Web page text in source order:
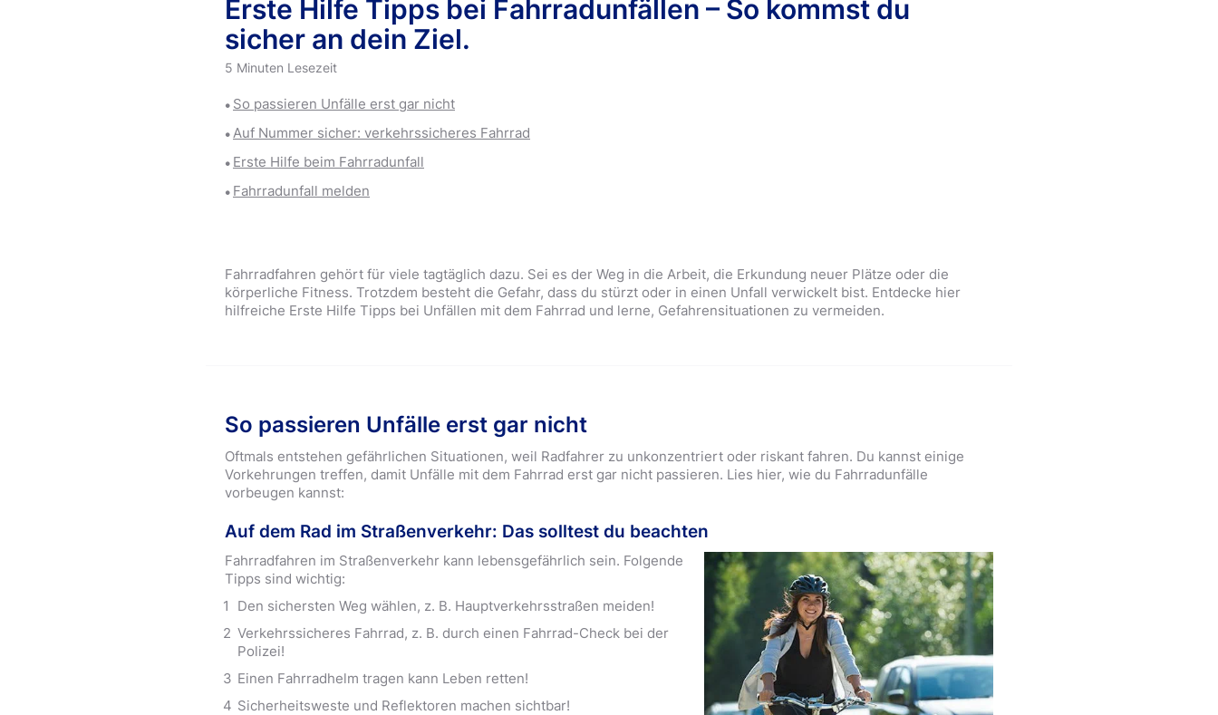
Sport & Bewegung Sonstiges
Erste Hilfe Tipps bei Fahrradunfällen – So kommst du
sicher an dein Ziel.
5 Minuten Lesezeit
So passieren Unfälle erst gar nicht
Auf Nummer sicher: verkehrssicheres Fahrrad
Erste Hilfe beim Fahrradunfall
Fahrradunfall melden
Fahrradfahren gehört für viele tagtäglich dazu. Sei es der Weg in die Arbeit, die Erkundung neuer Plätze oder die
körperliche Fitness. Trotzdem besteht die Gefahr, dass du stürzt oder in einen Unfall verwickelt bist. Entdecke hier
hilfreiche Erste Hilfe Tipps bei Unfällen mit dem Fahrrad und lerne, Gefahrensituationen zu vermeiden.
So passieren Unfälle erst gar nicht
Oftmals entstehen gefährlichen Situationen, weil Radfahrer zu unkonzentriert oder riskant fahren. Du kannst einige
Vorkehrungen treffen, damit Unfälle mit dem Fahrrad erst gar nicht passieren. Lies hier, wie du Fahrradunfälle
vorbeugen kannst:
Auf dem Rad im Straßenverkehr: Das solltest du beachten
Fahrradfahren im Straßenverkehr kann lebensgefährlich sein. Folgende
Tipps sind wichtig:
Den sichersten Weg wählen, z. B. Hauptverkehrsstraßen meiden!
Verkehrssicheres Fahrrad, z. B. durch einen Fahrrad-Check bei der
Polizei!
Einen Fahrradhelm tragen kann Leben retten!
Sicherheitsweste und Reflektoren machen sichtbar!